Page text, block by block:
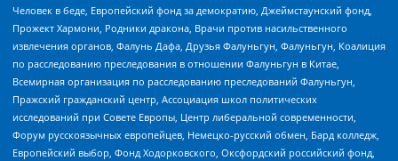
Человек в беде, Европейский фонд за демократию, Джеймстаунский фонд,
Прожект Хармони, Родники дракона, Врачи против насильственного
извлечения органов, Фалунь Дафа, Друзья Фалуньгун, Фалуньгун, Коалиция
по расследованию преследования в отношении Фалуньгун в Китае,
Всемирная организация по расследованию преследований Фалуньгун,
Пражский гражданский центр, Ассоциация школ политических
исследований при Совете Европы, Центр либеральной современности,
Форум русскоязычных европейцев, Немецко-русский обмен, Бард колледж,
Европейский выбор, Фонд Ходорковского, Оксфордский российский фонд,